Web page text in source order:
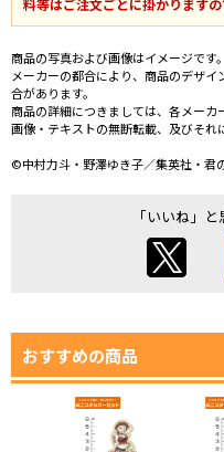
料等はご注文ごとに掛かりますの
商品の写真および画像はイメージです
メーカーの都合により、商品のデザ
合があります。
商品の詳細につきましては、各メーカ
画像・テキストの無断転載、及びそれ
©中村力斗・野澤ゆき子／集英社・君
「いいね」
おすすめの商品